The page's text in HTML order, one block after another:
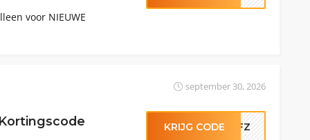
voor NIEUWE
september 30, 2026
KRIJG CODEKFFZ